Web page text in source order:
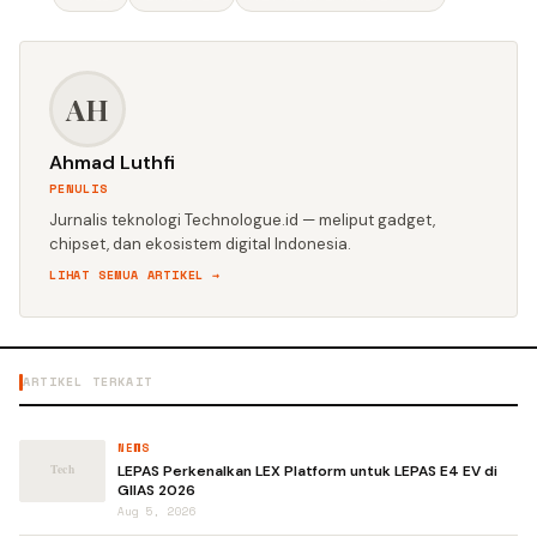
AH
Ahmad Luthfi
PENULIS
Jurnalis teknologi Technologue.id — meliput gadget,
chipset, dan ekosistem digital Indonesia.
LIHAT SEMUA ARTIKEL →
ARTIKEL TERKAIT
NEWS
LEPAS Perkenalkan LEX Platform untuk LEPAS E4 EV di
GIIAS 2026
Aug 5, 2026